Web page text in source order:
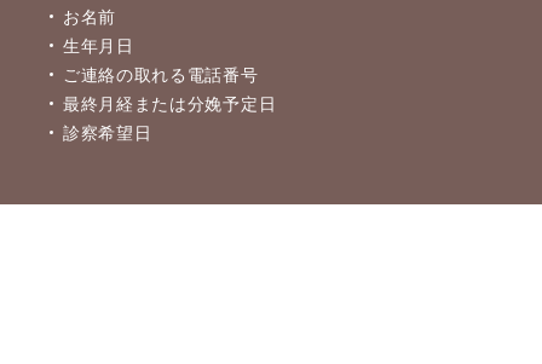
お名前
生年月日
ご連絡の取れる電話番号
最終月経または分娩予定日
診察希望日